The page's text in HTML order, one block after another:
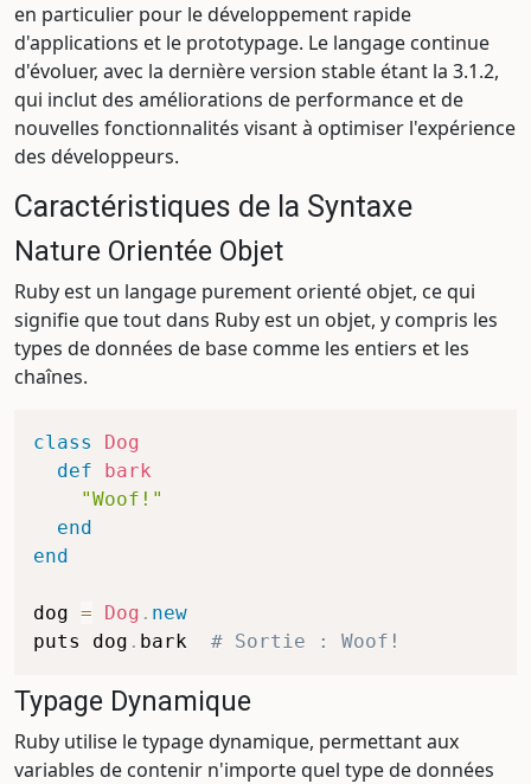
en particulier pour le développement rapide
d'applications et le prototypage. Le langage continue
d'évoluer, avec la dernière version stable étant la 3.1.2,
qui inclut des améliorations de performance et de
nouvelles fonctionnalités visant à optimiser l'expérience
des développeurs.
Caractéristiques de la Syntaxe
Nature Orientée Objet
Ruby est un langage purement orienté objet, ce qui
signifie que tout dans Ruby est un objet, y compris les
types de données de base comme les entiers et les
chaînes.
class
Dog
def
bark
"Woof!"
end
end
dog = Dog . new
puts dog . bark # Sortie : Woof!
Typage Dynamique
Ruby utilise le typage dynamique, permettant aux
variables de contenir n'importe quel type de données